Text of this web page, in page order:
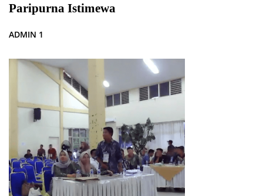
Paripurna Istimewa
ADMIN 1